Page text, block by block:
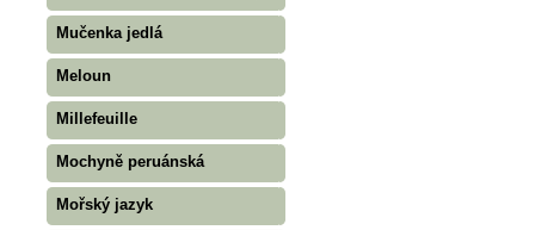
Mučenka jedlá
Meloun
Millefeuille
Mochyně peruánská
Mořský jazyk